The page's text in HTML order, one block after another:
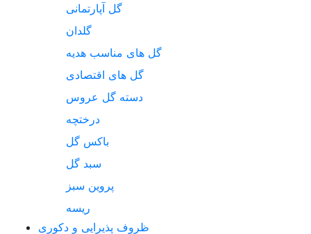
گل آپارتمانی
گلدان
گل های مناسب هدیه
گل های اقتصادی
دسته گل عروس
درختچه
باکس گل
سبد گل
پروین سبز
ریسه
ظروف پذیرایی و دکوری